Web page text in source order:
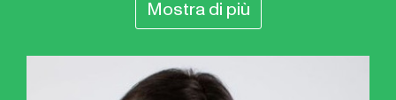
Mostra di più